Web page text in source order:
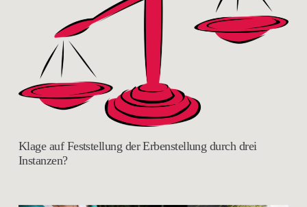
Klage auf Feststellung der Erbenstellung durch drei
Instanzen?